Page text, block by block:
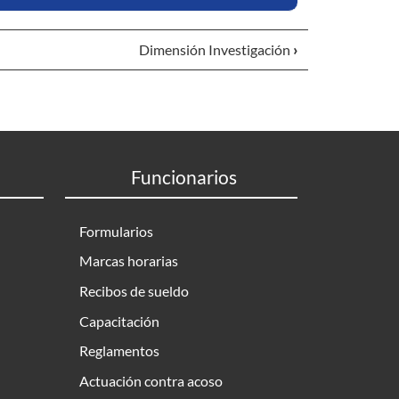
Dimensión Investigación ›
Funcionarios
Formularios
Marcas horarias
Recibos de sueldo
Capacitación
Reglamentos
Actuación contra acoso